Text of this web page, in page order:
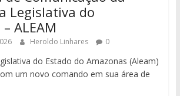
Legislativa do
ALEAM
Heroldo Linhares 0
do Estado do Amazonas (Aleam)
um novo comando em sua área de